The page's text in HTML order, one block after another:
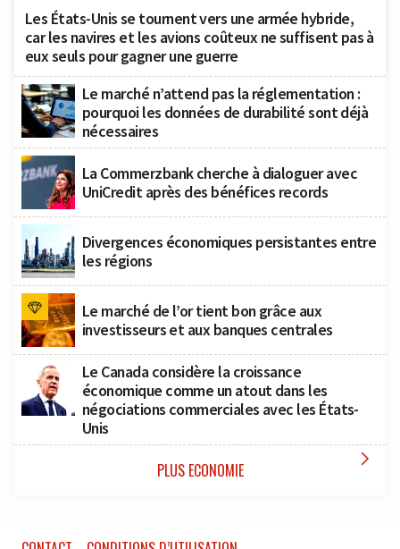
Les États-Unis se tournent vers une armée hybride,
car les navires et les avions coûteux ne suffisent pas à
eux seuls pour gagner une guerre
Le marché n’attend pas la réglementation :
pourquoi les données de durabilité sont déjà
nécessaires
La Commerzbank cherche à dialoguer avec
UniCredit après des bénéfices records
Divergences économiques persistantes entre
les régions
Le marché de l’or tient bon grâce aux
investisseurs et aux banques centrales
Le Canada considère la croissance
économique comme un atout dans les
négociations commerciales avec les États-
Unis
PLUS ECONOMIE 